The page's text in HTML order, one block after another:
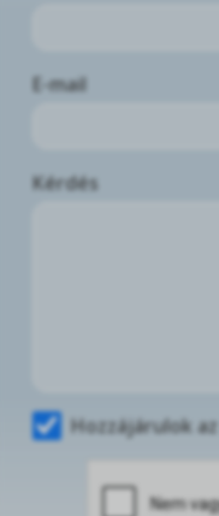
E-mail
Kérdés
Hozzájárulok